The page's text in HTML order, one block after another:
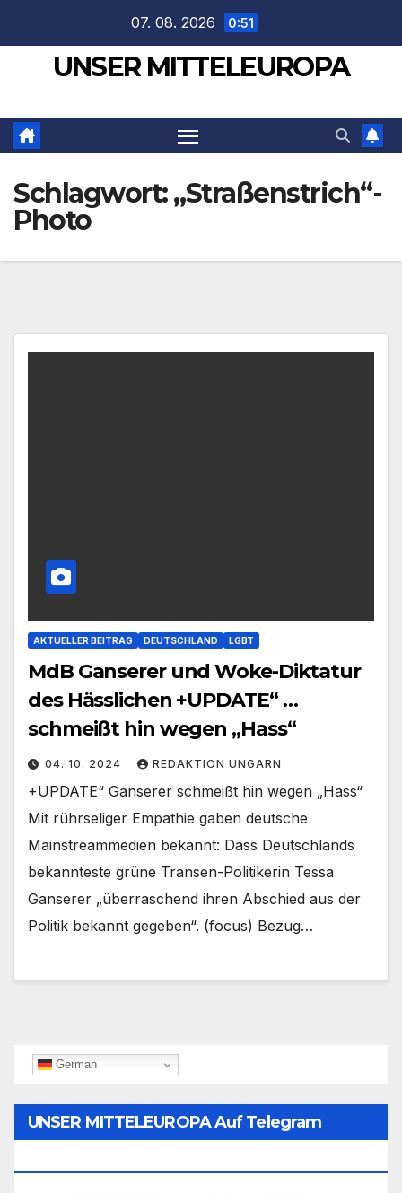
springen
07. 08. 2026 0:51
UNSER MITTELEUROPA
Schlagwort:„Straßenstrich“-
Photo
AKTUELLER BEITRAG DEUTSCHLAND LGBT
MdB Ganserer und Woke-Diktatur
des Hässlichen +UPDATE“ …
schmeißt hin wegen „Hass“
04. 10. 2024 REDAKTION UNGARN
+UPDATE“ Ganserer schmeißt hin wegen „Hass“
Mit rührseliger Empathie gaben deutsche
Mainstreammedien bekannt: Dass Deutschlands
bekannteste grüne Transen-Politikerin Tessa
Ganserer „überraschend ihren Abschied aus der
Politik bekannt gegeben“. (focus) Bezug…
German
UNSER MITTELEUROPA Auf Telegram